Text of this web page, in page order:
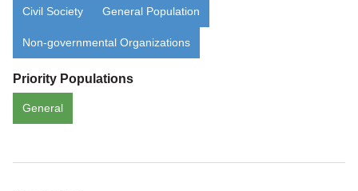
Civil Society General Population
Non-governmental Organizations
Priority Populations
General